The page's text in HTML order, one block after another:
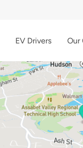
EV Drivers Our